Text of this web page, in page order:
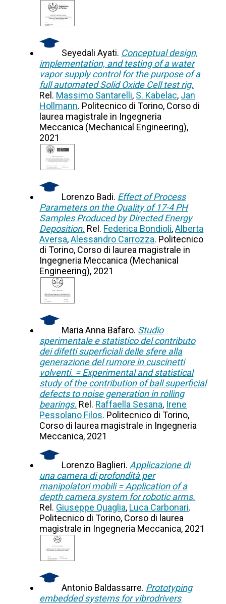
Seyedali Ayati. Conceptual design,
implementation, and testing of a water
vapor supply control for the purpose of a
full automated Solid Oxide Cell test rig.
Rel. Massimo Santarelli, S. Kabelac, Jan
Hollmann. Politecnico di Torino, Corso di
laurea magistrale in Ingegneria
Meccanica (Mechanical Engineering),
2021
Lorenzo Badi. Effect of Process
Parameters on the Quality of 17-4 PH
Samples Produced by Directed Energy
Deposition. Rel. Federica Bondioli,Alberta
Aversa,Alessandro Carrozza. Politecnico
di Torino, Corso di laurea magistrale in
Ingegneria Meccanica (Mechanical
Engineering), 2021
Maria Anna Bafaro. Studio
sperimentale e statistico del contributo
dei difetti superficiali delle sfere alla
generazione del rumore in cuscinetti
volventi. = Experimental and statistical
study of the contribution of ball superficial
defects to noise generation in rolling
bearings. Rel. Raffaella Sesana, Irene
Pessolano Filos. Politecnico di Torino,
Corso di laurea magistrale in Ingegneria
Meccanica, 2021
Lorenzo Baglieri. Applicazione di
una camera di profondità per
manipolatori mobili = Application of a
depth camera system for robotic arms.
Rel. Giuseppe Quaglia, Luca Carbonari.
Politecnico di Torino, Corso di laurea
magistrale in Ingegneria Meccanica, 2021
Antonio Baldassarre. Prototyping
embedded systems for vibrodrivers